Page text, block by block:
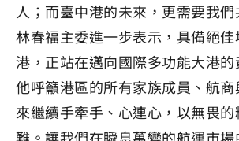
人；而臺中港的未來，更需要我們
林春福主委進一步表示，具備絕
港，正站在邁向國際多功能大港的
他呼籲港區的所有家族成員、航
來繼續手牽手、心連心，以無畏